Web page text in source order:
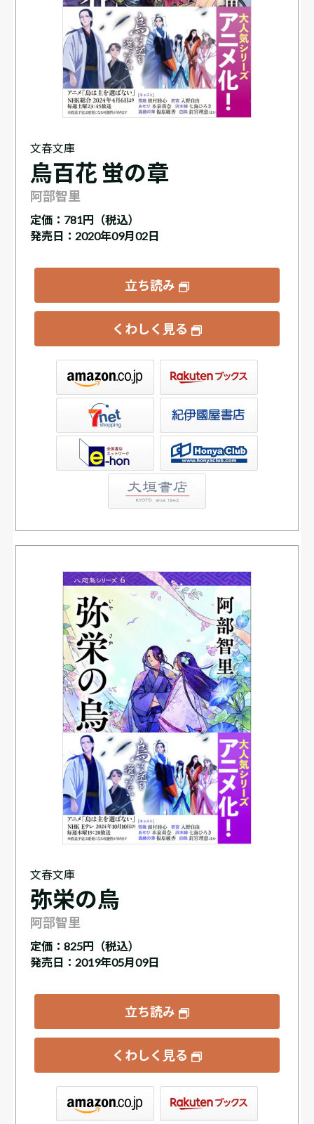
文春文庫
烏百花 蛍の章
阿部智里
定価： 781円（税込）
発売日：2020年09月02日
立ち読み
くわしく見る
書店ウェブストア
文春文庫
弥栄の烏
阿部智里
定価： 825円（税込）
発売日：2019年05月09日
立ち読み
くわしく見る